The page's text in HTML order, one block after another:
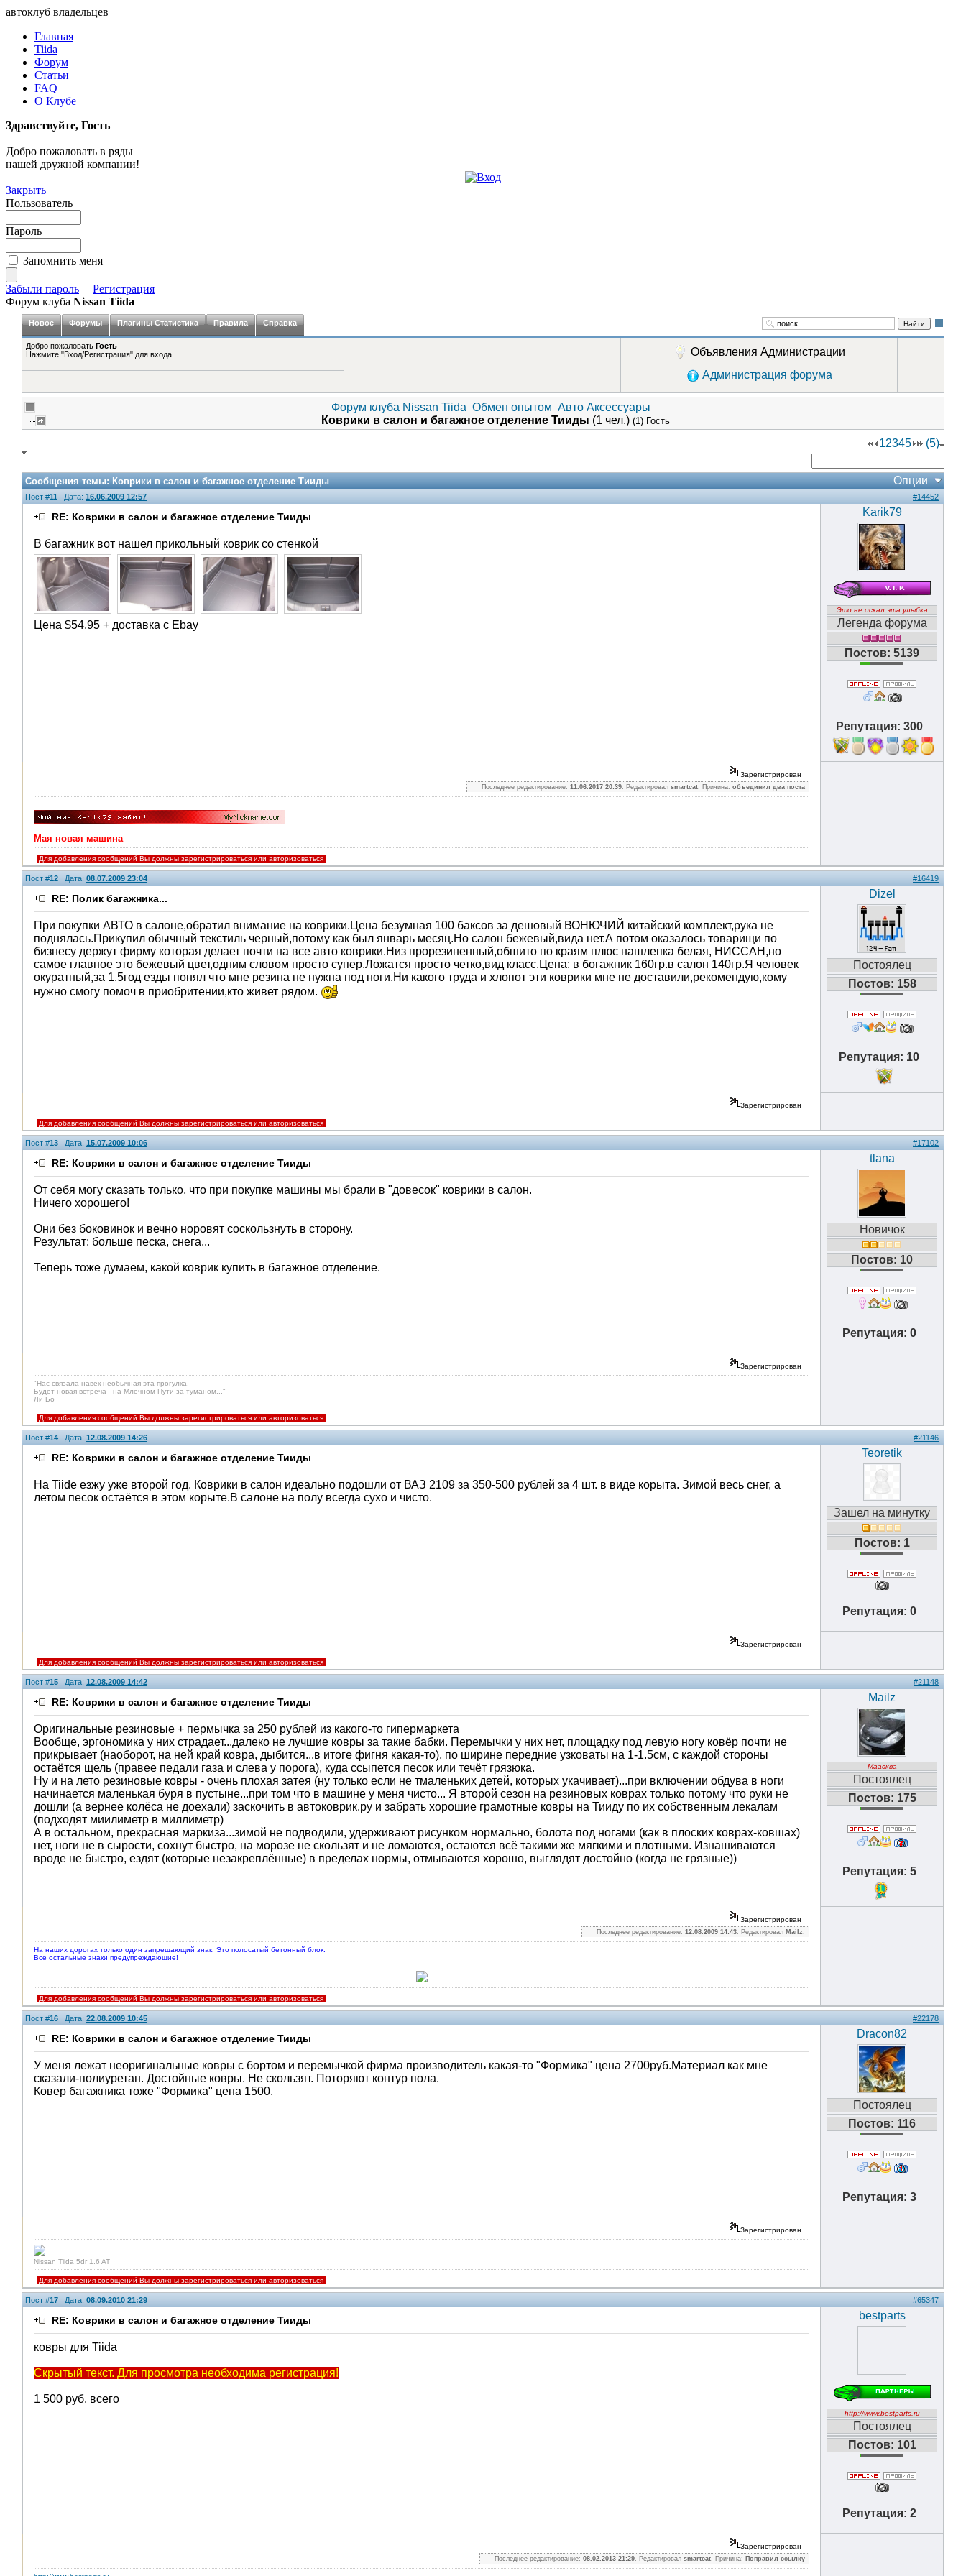
автоклуб владельцев
Главная
Tiida
Форум
Статьи
FAQ
О Клубе
Здравствуйте, Гость
Добро пожаловать в ряды
нашей дружной компании!
Закрыть
Пользователь
Пароль
Запомнить меня
Забыли пароль | Регистрация
Форум клуба Nissan Tiida
Новое Форумы Плагины Статистика Правила Справка Найти
Добро пожаловать Гость
Нажмите "Вход/Регистрация" для входа
Объявления Администрации
Администрация форума
Форум клуба Nissan Tiida Обмен опытом Авто Аксессуары
Коврики в салон и багажное отделение Тииды (1 чел.) (1) Гость
12345 (5)
Сообщения темы:Коврики в салон и багажное отделение Тииды Опции
Пост #11 Дата: 16.06.2009 12:57 #14452
RE: Коврики в салон и багажное отделение Тииды
В багажник вот нашел прикольный коврик со стенкой
Цена $54.95 + доставка с Ebay
Karik79
Это не оскал эта улыбка
Легенда форума
Постов: 5139
Репутация: 300
11
Зарегистрирован
Последнее редактирование: 11.06.2017 20:39. Редактировал smartcat. Причина: объединил два поста
Мая новая машина
Для добавления сообщений Вы должны зарегистрироваться или авторизоваться
Пост #12 Дата: 08.07.2009 23:04 #16419
RE: Полик багажника...
При покупки АВТО в салоне,обратил внимание на коврики.Цена безумная 100 баксов за дешовый ВОНЮЧИЙ китайский комплект,рука не
поднялась.Прикупил обычный текстиль черный,потому как был январь месяц.Но салон бежевый,вида нет.А потом оказалось товарищи по
бизнесу держут фирму которая делает почти на все авто коврики.Низ прорезиненный,обшито по краям плюс нашлепка белая, НИССАН,но
самое главное это бежевый цвет,одним словом просто супер.Ложатся просто четко,вид класс.Цена: в богажник 160гр.в салон 140гр.Я человек
окуратный,за 1.5год езды понял что мне резина не нужна под ноги.Ни какого труда и хлопот эти коврики мне не доставили,рекомендую,кому
нужно смогу помоч в приобритении,кто живет рядом.
Dizel
Постоялец
Постов: 158
Репутация: 10
Зарегистрирован
Для добавления сообщений Вы должны зарегистрироваться или авторизоваться
Пост #13 Дата: 15.07.2009 10:06 #17102
RE: Коврики в салон и багажное отделение Тииды
От себя могу сказать только, что при покупке машины мы брали в "довесок" коврики в салон.
Ничего хорошего!
Они без боковинок и вечно норовят соскользнуть в сторону.
Результат: больше песка, снега...
Теперь тоже думаем, какой коврик купить в багажное отделение.
tlana
Новичок
Постов: 10
Репутация: 0
Зарегистрирован
"Нас связала навек необычная эта прогулка,
Будет новая встреча - на Млечном Пути за туманом..."
Ли Бо
Для добавления сообщений Вы должны зарегистрироваться или авторизоваться
Пост #14Дата: 12.08.2009 14:26 #21146
RE: Коврики в салон и багажное отделение Тииды
На Tiide езжу уже второй год. Коврики в салон идеально подошли от ВАЗ 2109 за 350-500 рублей за 4 шт. в виде корыта. Зимой весь снег, а
летом песок остаётся в этом корыте.В салоне на полу всегда сухо и чисто.
Teoretik
Зашел на минутку
Постов: 1
Репутация: 0
Зарегистрирован
Для добавления сообщений Вы должны зарегистрироваться или авторизоваться
Пост #15 Дата: 12.08.2009 14:42 #21148
RE: Коврики в салон и багажное отделение Тииды
Оригинальные резиновые + пермычка за 250 рублей из какого-то гипермаркета
Вообще, эргономика у них страдает...далеко не лучшие ковры за такие бабки. Перемычки у них нет, площадку под левую ногу ковёр почти не
прикрывает (наоборот, на ней край ковра, дыбится...в итоге фигня какая-то), по ширине передние узковаты на 1-1.5см, с каждой стороны
остаётся щель (правее педали газа и слева у порога), куда ссыпется песок или течёт грязюка.
Ну и на лето резиновые ковры - очень плохая затея (ну только если не тмаленьких детей, которых укачивает)...при включении обдува в ноги
начинается маленькая буря в пустыне...при том что в машине у меня чисто... Я второй сезон на резиновых коврах только потому что руки не
дошли (а вернее колёса не доехали) заскочить в автоковрик.ру и забрать хорошие грамотные ковры на Тииду по их собственным лекалам
(подходят миилиметр в миллиметр)
А в остальном, прекрасная маркиза...зимой не подводили, удерживают рисунком нормально, болота под ногами (как в плоских коврах-ковшах)
нет, ноги не в сырости, сохнут быстро, на морозе не скользят и не ломаются, остаются всё такими же мягкими и плотными. Изнашиваются
вроде не быстро, ездят (которые незакреплённые) в пределах нормы, отмываются хорошо, выглядят достойно (когда не грязные))
Mailz
Маасква
Постоялец
Постов: 175
Репутация: 5
1
Зарегистрирован
Последнее редактирование: 12.08.2009 14:43. Редактировал Mailz.
На наших дорогах только один запрещающий знак. Это полосатый бетонный блок.
Все остальные знаки предупреждающие!
Для добавления сообщений Вы должны зарегистрироваться или авторизоваться
Пост #16 Дата: 22.08.2009 10:45 #22178
RE: Коврики в салон и багажное отделение Тииды
У меня лежат неоригинальные ковры с бортом и перемычкой фирма производитель какая-то "Формика" цена 2700руб.Материал как мне
сказали-полиуретан. Достойные ковры. Не скользят. Поторяют контур пола.
Ковер багажника тоже "Формика" цена 1500.
Dracon82
Постоялец
Постов: 116
Репутация: 3
Зарегистрирован
Nissan Tiida 5dr 1.6 AT
Для добавления сообщений Вы должны зарегистрироваться или авторизоваться
Пост #17 Дата: 08.09.2010 21:29 #65347
RE: Коврики в салон и багажное отделение Тииды
ковры для Tiida
Скрытый текст. Для просмотра необходима регистрация!
1 500 руб. всего
bestparts
http://www.bestparts.ru
Постоялец
Постов: 101
Репутация: 2
Зарегистрирован
Последнее редактирование: 08.02.2013 21:29. Редактировал smartcat. Причина: Поправил ссылку